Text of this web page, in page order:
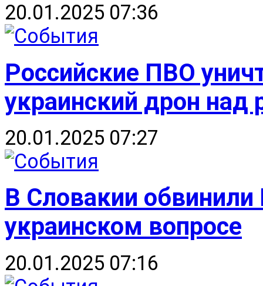
20.01.2025 07:36
Российские ПВО
украинский дрон над
20.01.2025 07:27
В Словакии обвинили
украинском вопросе
20.01.2025 07:16